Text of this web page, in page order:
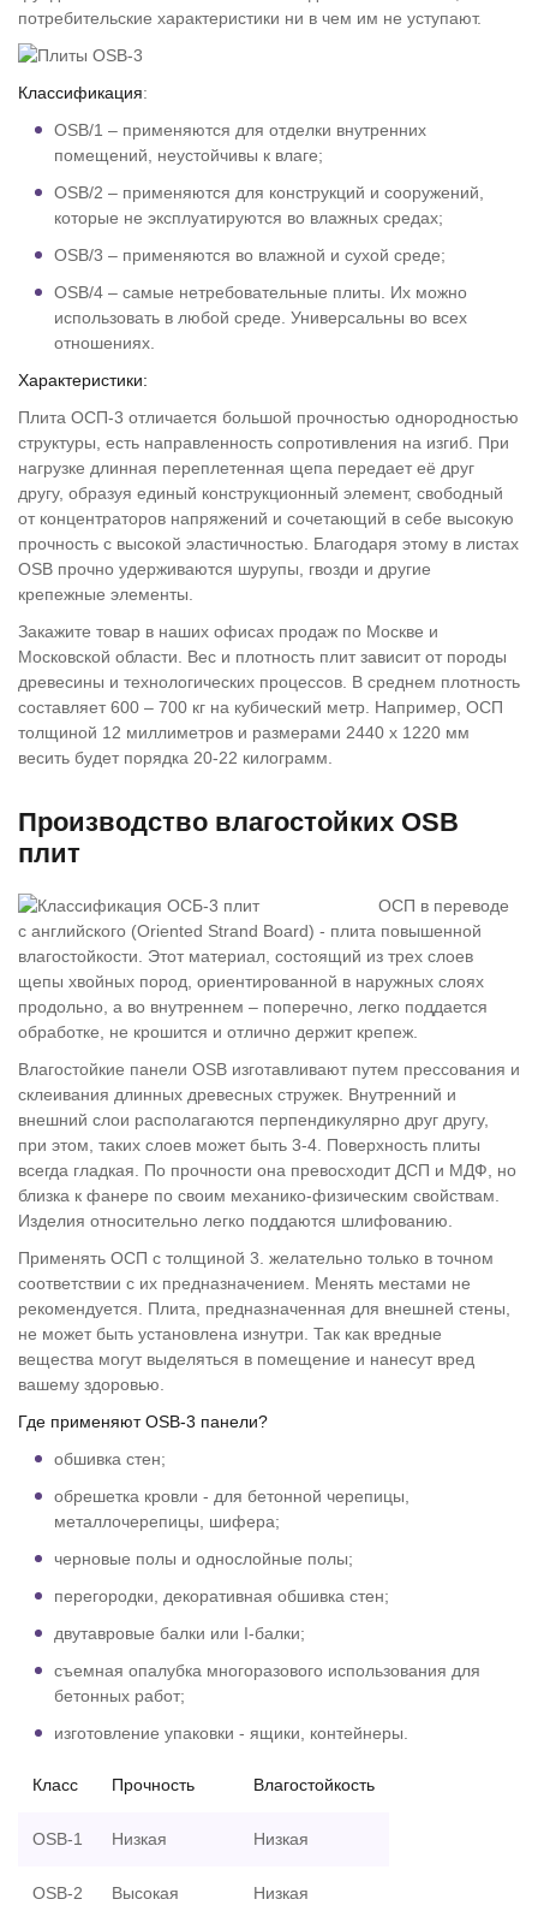
потребительские характеристики ни в чем им не уступают.
Классификация:
OSB/1 – применяются для отделки внутренних
помещений, неустойчивы к влаге;
OSB/2 – применяются для конструкций и сооружений,
которые не эксплуатируются во влажных средах;
OSB/3 – применяются во влажной и сухой среде;
OSB/4 – самые нетребовательные плиты. Их можно
использовать в любой среде. Универсальны во всех
отношениях.
Характеристики:
Плита ОСП-3 отличается большой прочностью однородностью
структуры, есть направленность сопротивления на изгиб. При
нагрузке длинная переплетенная щепа передает её друг
другу, образуя единый конструкционный элемент, свободный
от концентраторов напряжений и сочетающий в себе высокую
прочность с высокой эластичностью. Благодаря этому в листах
OSB прочно удерживаются шурупы, гвозди и другие
крепежные элементы.
Закажите товар в наших офисах продаж по Москве и
Московской области. Вес и плотность плит зависит от породы
древесины и технологических процессов. В среднем плотность
составляет 600 – 700 кг на кубический метр. Например, ОСП
толщиной 12 миллиметров и размерами 2440 х 1220 мм
весить будет порядка 20-22 килограмм.
Производство влагостойких OSB
плит
ОСП в переводе
с английского (Oriented Strand Board) - плита повышенной
влагостойкости. Этот материал, состоящий из трех слоев
щепы хвойных пород, ориентированной в наружных слоях
продольно, а во внутреннем – поперечно, легко поддается
обработке, не крошится и отлично держит крепеж.
Влагостойкие панели OSB изготавливают путем прессования и
склеивания длинных древесных стружек. Внутренний и
внешний слои располагаются перпендикулярно друг другу,
при этом, таких слоев может быть 3-4. Поверхность плиты
всегда гладкая. По прочности она превосходит ДСП и МДФ, но
близка к фанере по своим механико-физическим свойствам.
Изделия относительно легко поддаются шлифованию.
Применять ОСП с толщиной 3. желательно только в точном
соответствии с их предназначением. Менять местами не
рекомендуется. Плита, предназначенная для внешней стены,
не может быть установлена изнутри. Так как вредные
вещества могут выделяться в помещение и нанесут вред
вашему здоровью.
Где применяют OSB-3 панели?
обшивка стен;
обрешетка кровли - для бетонной черепицы,
металлочерепицы, шифера;
черновые полы и однослойные полы;
перегородки, декоративная обшивка стен;
двутавровые балки или I-балки;
съемная опалубка многоразового использования для
бетонных работ;
изготовление упаковки - ящики, контейнеры.
Класс Прочность Влагостойкость
OSB-1 Низкая Низкая
OSB-2 Высокая Низкая